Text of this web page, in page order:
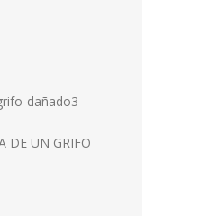
DE UN GRIFO